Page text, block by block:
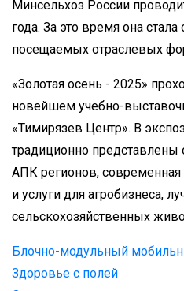
Минсельхоз России
года. За это время она
посещаемых отраслевых
«Золотая осень - 2025»
новейшем учебно-
«Тимирязев Центр». В
традиционно
АПК регионов, современная
и услуги для агробизнеса,
сельскохозяйственных
Блочно-модульный
Здоровье с полей